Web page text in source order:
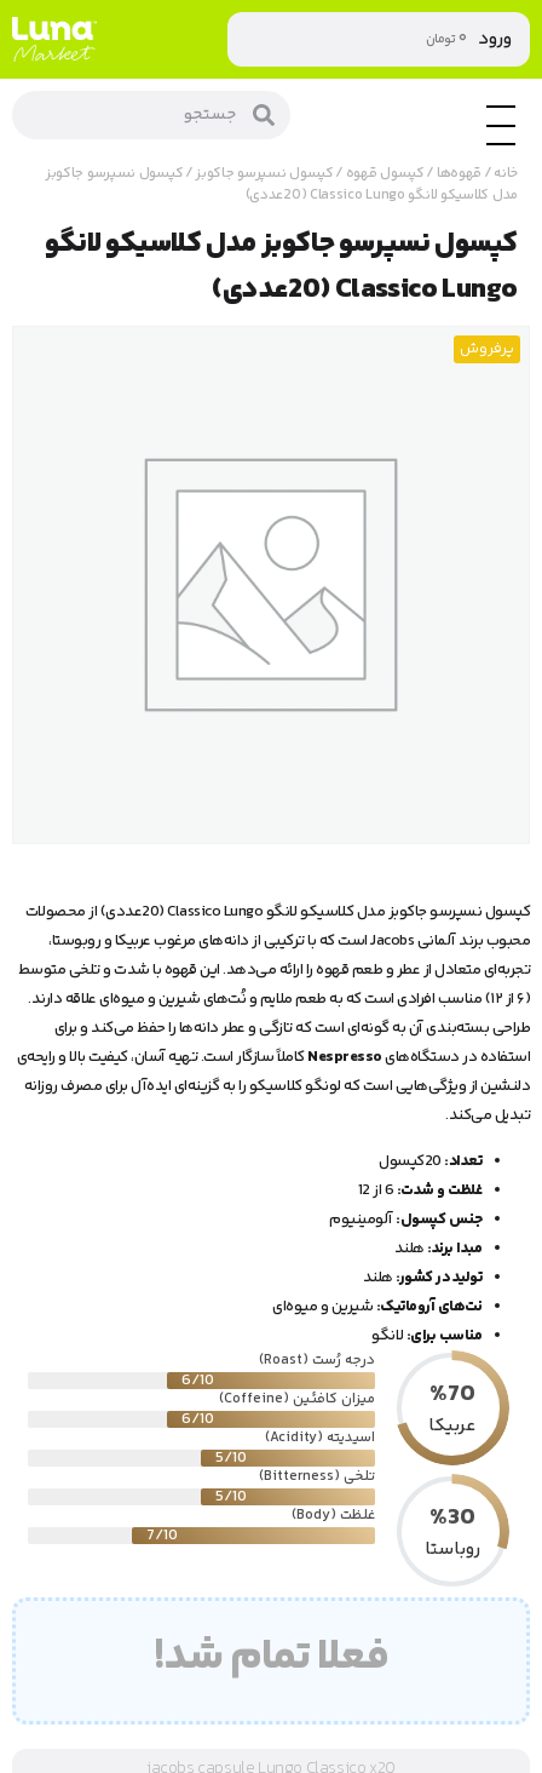
ورود ۰تومان
خانه/ قهوه‌ها /کپسول قهوه /کپسول نسپرسو جاکوبز/ کپسول نسپرسو جاکوبز
مدل کلاسیکو لانگو Classico Lungo (20عددی)
کپسول نسپرسو جاکوبز مدل کلاسیکو لانگو
Classico Lungo (20عددی)
پرفروش
کپسول نسپرسو جاکوبز مدل کلاسیکو لانگو Classico Lungo (20عددی) از محصولات
محبوب برند آلمانی Jacobs است که با ترکیبی از دانه‌های مرغوب عربیکا و روبوستا،
تجربه‌ای متعادل از عطر و طعم قهوه را ارائه می‌دهد. این قهوه با شدت و تلخی متوسط
(۶ از ۱۲) مناسب افرادی است که به طعم ملایم و نُت‌های شیرین و میوه‌ای علاقه دارند.
طراحی بسته‌بندی آن به گونه‌ای است که تازگی و عطر دانه‌ها را حفظ می‌کند و برای
استفاده در دستگاه‌هایNespressoکاملاً سازگار است. تهیه آسان، کیفیت بالا و رایحه‌ی
دلنشین از ویژگی‌هایی است که لونگو کلاسیکو را به گزینه‌ای ایده‌آل برای مصرف روزانه
تبدیل می‌کند.
تعداد:
غلظت و شدت:
جنس کپسول:آلومینیوم
مبدا برند: هلند
تولید در کشور: هلند
نت‌‌های آروماتیک: شیرین و میوه‌ای
مناسب برای: لانگو
70
%
عربیکا
30
%
روباستا
درجه رُست (Roast)
6/10
میزان کافئین (Coffeine)
6/10
اسیدیته (Acidity)
5/10
تلخی (Bitterness)
5/10
غلظت (Body)
7/10
فعلا تمام شد!